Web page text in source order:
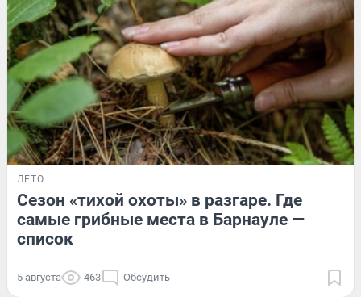
ЛЕТО
Сезон «тихой охоты» в разгаре. Где
самые грибные места в Барнауле —
список
5 августа 463 Обсудить